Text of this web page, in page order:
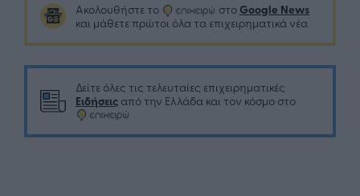
Ακολουθήστε το στο Google News
και μάθετε πρώτοι όλα τα επιχειρηματικά νέα
Δείτε όλες τις τελευταίες επιχειρηματικές
Ειδήσεις από την Ελλάδα και τον κόσμο στο